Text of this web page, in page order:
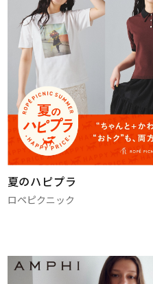
夏のハピプラ
ロペピクニック